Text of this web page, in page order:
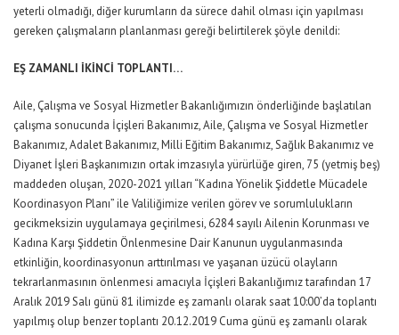
yeterli olmadığı, diğer kurumların da sürece dahil olması için yapılması
gereken çalışmaların planlanması gereği belirtilerek şöyle denildi:
EŞ ZAMANLI İKİNCİ TOPLANTI…
Aile, Çalışma ve Sosyal Hizmetler Bakanlığımızın önderliğinde başlatılan
çalışma sonucunda İçişleri Bakanımız, Aile, Çalışma ve Sosyal Hizmetler
Bakanımız, Adalet Bakanımız, Milli Eğitim Bakanımız, Sağlık Bakanımız ve
Diyanet İşleri Başkanımızın ortak imzasıyla yürürlüğe giren, 75 (yetmiş beş)
maddeden oluşan, 2020-2021 yılları “Kadına Yönelik Şiddetle Mücadele
Koordinasyon Planı” ile Valiliğimize verilen görev ve sorumlulukların
gecikmeksizin uygulamaya geçirilmesi, 6284 sayılı Ailenin Korunması ve
Kadına Karşı Şiddetin Önlenmesine Dair Kanunun uygulanmasında
etkinliğin, koordinasyonun arttırılması ve yaşanan üzücü olayların
tekrarlanmasının önlenmesi amacıyla İçişleri Bakanlığımız tarafından 17
Aralık 2019 Salı günü 81 ilimizde eş zamanlı olarak saat 10:00’da toplantı
yapılmış olup benzer toplantı 20.12.2019 Cuma günü eş zamanlı olarak